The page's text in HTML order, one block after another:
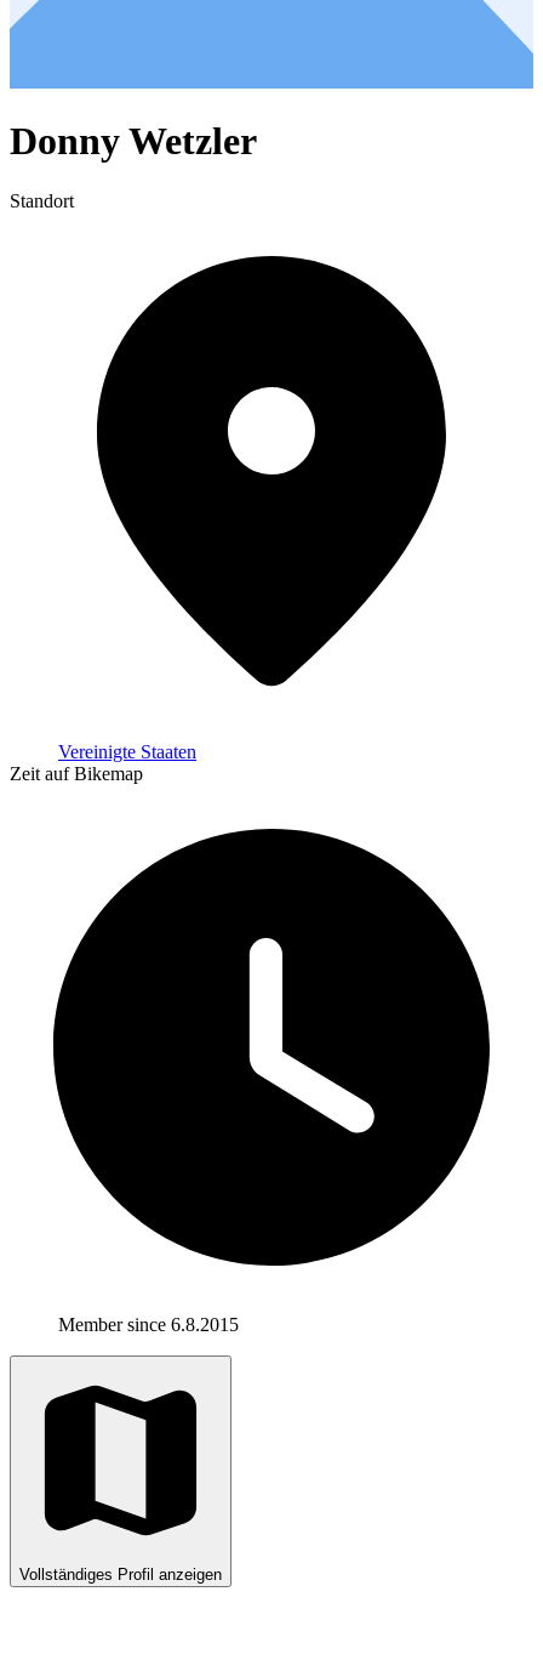
Donny Wetzler
Standort
Vereinigte Staaten
Zeit auf Bikemap
Member since 6.8.2015
Vollständiges Profil anzeigen